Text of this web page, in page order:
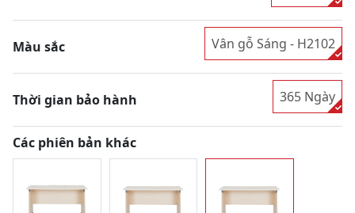
Màu sắc Vân gỗ Sáng - H2102
Thời gian bảo hành 365 Ngày
Các phiên bản khác